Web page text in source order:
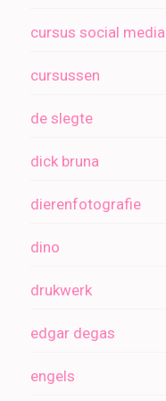
cursus social media
cursussen
de slegte
dick bruna
dierenfotografie
dino
drukwerk
edgar degas
engels